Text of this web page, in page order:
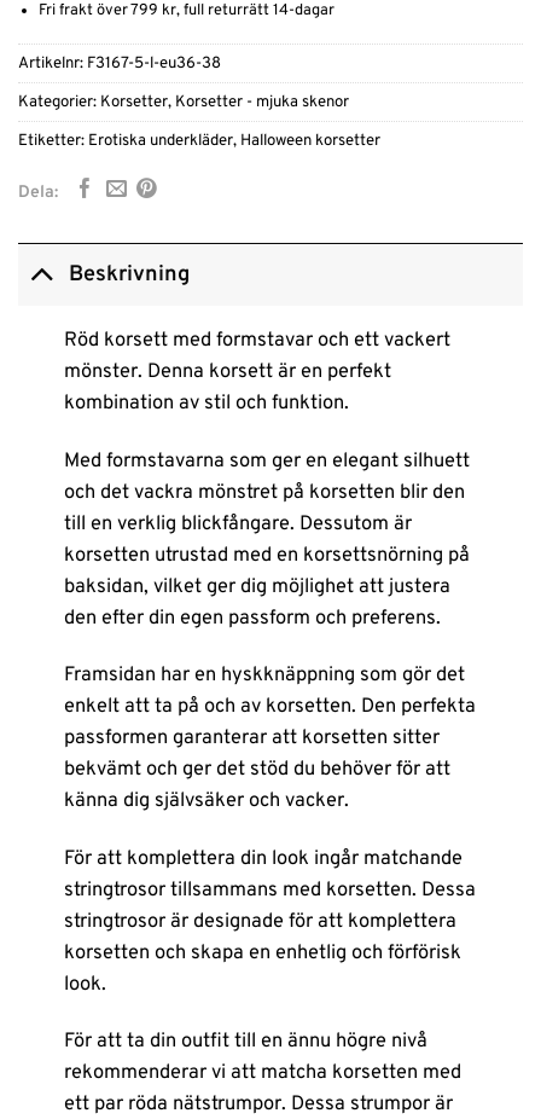
Fri frakt över 799 kr, full returrätt 14-dagar
Artikelnr: F3167-5-l-eu36-38
Kategorier: Korsetter, Korsetter - mjuka skenor
Etiketter: Erotiska underkläder, Halloween korsetter
Dela:
Beskrivning
Röd korsett med formstavar och ett vackert
mönster. Denna korsett är en perfekt
kombination av stil och funktion.
Med formstavarna som ger en elegant silhuett
och det vackra mönstret på korsetten blir den
till en verklig blickfångare. Dessutom är
korsetten utrustad med en korsettsnörning på
baksidan, vilket ger dig möjlighet att justera
den efter din egen passform och preferens.
Framsidan har en hyskknäppning som gör det
enkelt att ta på och av korsetten. Den perfekta
passformen garanterar att korsetten sitter
bekvämt och ger det stöd du behöver för att
känna dig självsäker och vacker.
För att komplettera din look ingår matchande
stringtrosor tillsammans med korsetten. Dessa
stringtrosor är designade för att komplettera
korsetten och skapa en enhetlig och förförisk
look.
För att ta din outfit till en ännu högre nivå
rekommenderar vi att matcha korsetten med
ett par röda nätstrumpor. Dessa strumpor är